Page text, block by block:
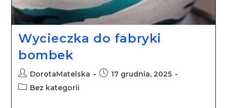
Wycieczka do fabryki
bombek
DorotaMatelska
17 grudnia, 2025
Bez kategorii